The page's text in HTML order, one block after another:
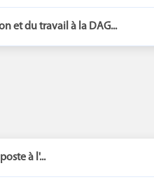
et du travail à la DAG...
à l'...